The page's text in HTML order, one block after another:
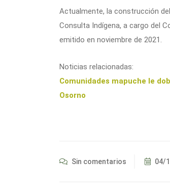
Actualmente, la construcción
Consulta Indígena, a cargo del
emitido en noviembre de 2021.
Noticias relacionadas:
Comunidades mapuche le
Osorno
Sin comentarios 04/